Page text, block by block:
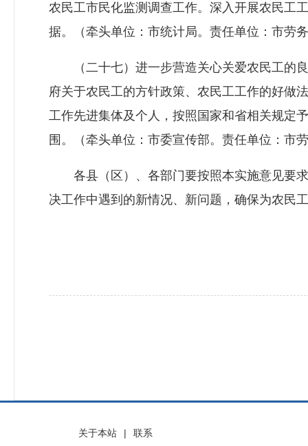
农民工市民化监测调查工作。深入开展农民工
据。（牵头单位：市统计局。责任单位：市劳
（二十七）进一步营造关心关爱农民工的良
府关于农民工的方针政策、农民工工作的好做
工作先进集体及个人，按照国家和省相关规定
围。（牵头单位：市委宣传部。责任单位：市
各县（区）、各部门要按照本实施意见要求
决工作中遇到的新情况、新问题，确保为农民
关于本站 |
联系